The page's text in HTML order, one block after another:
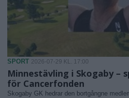
SPORT 2026-07-29 KL. 17:00
Minnestävling i Skogaby –
för Cancerfonden
Skogaby GK hedrar den bortgångne